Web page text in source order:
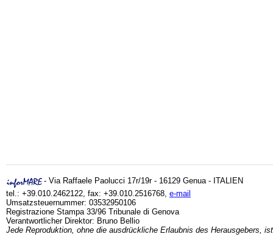
- Via Raffaele Paolucci 17r/19r - 16129 Genua - ITALIEN
tel.: +39.010.2462122, fax: +39.010.2516768, e-mail
Umsatzsteuernummer: 03532950106
Registrazione Stampa 33/96 Tribunale di Genova
Verantwortlicher Direktor: Bruno Bellio
Jede Reproduktion, ohne die ausdrückliche Erlaubnis des Herausgebers,